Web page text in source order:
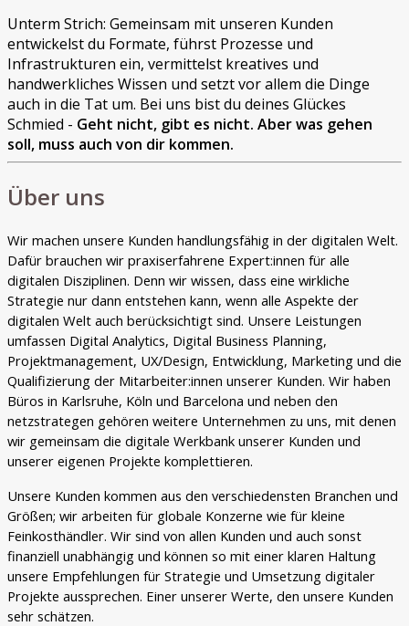
Unterm Strich: Gemeinsam mit unseren Kunden
entwickelst du Formate, führst Prozesse und
Infrastrukturen ein, vermittelst kreatives und
handwerkliches Wissen und setzt vor allem die Dinge
auch in die Tat um. Bei uns bist du deines Glückes
Schmied - Geht nicht, gibt es nicht. Aber was gehen
soll, muss auch von dir kommen.
Über uns
Wir machen unsere Kunden handlungsfähig in der digitalen Welt.
Dafür brauchen wir praxiserfahrene Expert:innen für alle
digitalen Disziplinen. Denn wir wissen, dass eine wirkliche
Strategie nur dann entstehen kann, wenn alle Aspekte der
digitalen Welt auch berücksichtigt sind. Unsere Leistungen
umfassen Digital Analytics, Digital Business Planning,
Projektmanagement, UX/Design, Entwicklung, Marketing und die
Qualifizierung der Mitarbeiter:innen unserer Kunden. Wir haben
Büros in Karlsruhe, Köln und Barcelona und neben den
netzstrategen gehören weitere Unternehmen zu uns, mit denen
wir gemeinsam die digitale Werkbank unserer Kunden und
unserer eigenen Projekte komplettieren.
Unsere Kunden kommen aus den verschiedensten Branchen und
Größen; wir arbeiten für globale Konzerne wie für kleine
Feinkosthändler. Wir sind von allen Kunden und auch sonst
finanziell unabhängig und können so mit einer klaren Haltung
unsere Empfehlungen für Strategie und Umsetzung digitaler
Projekte aussprechen. Einer unserer Werte, den unsere Kunden
sehr schätzen.